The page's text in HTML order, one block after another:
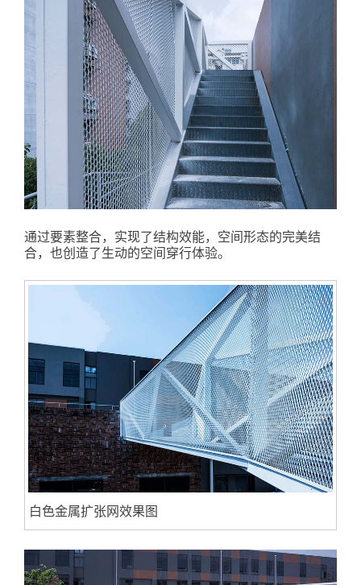
通过要素整合，实现了结构效能，空间形态的完美结
合，也创造了生动的空间穿行体验。
白色金属扩张网效果图